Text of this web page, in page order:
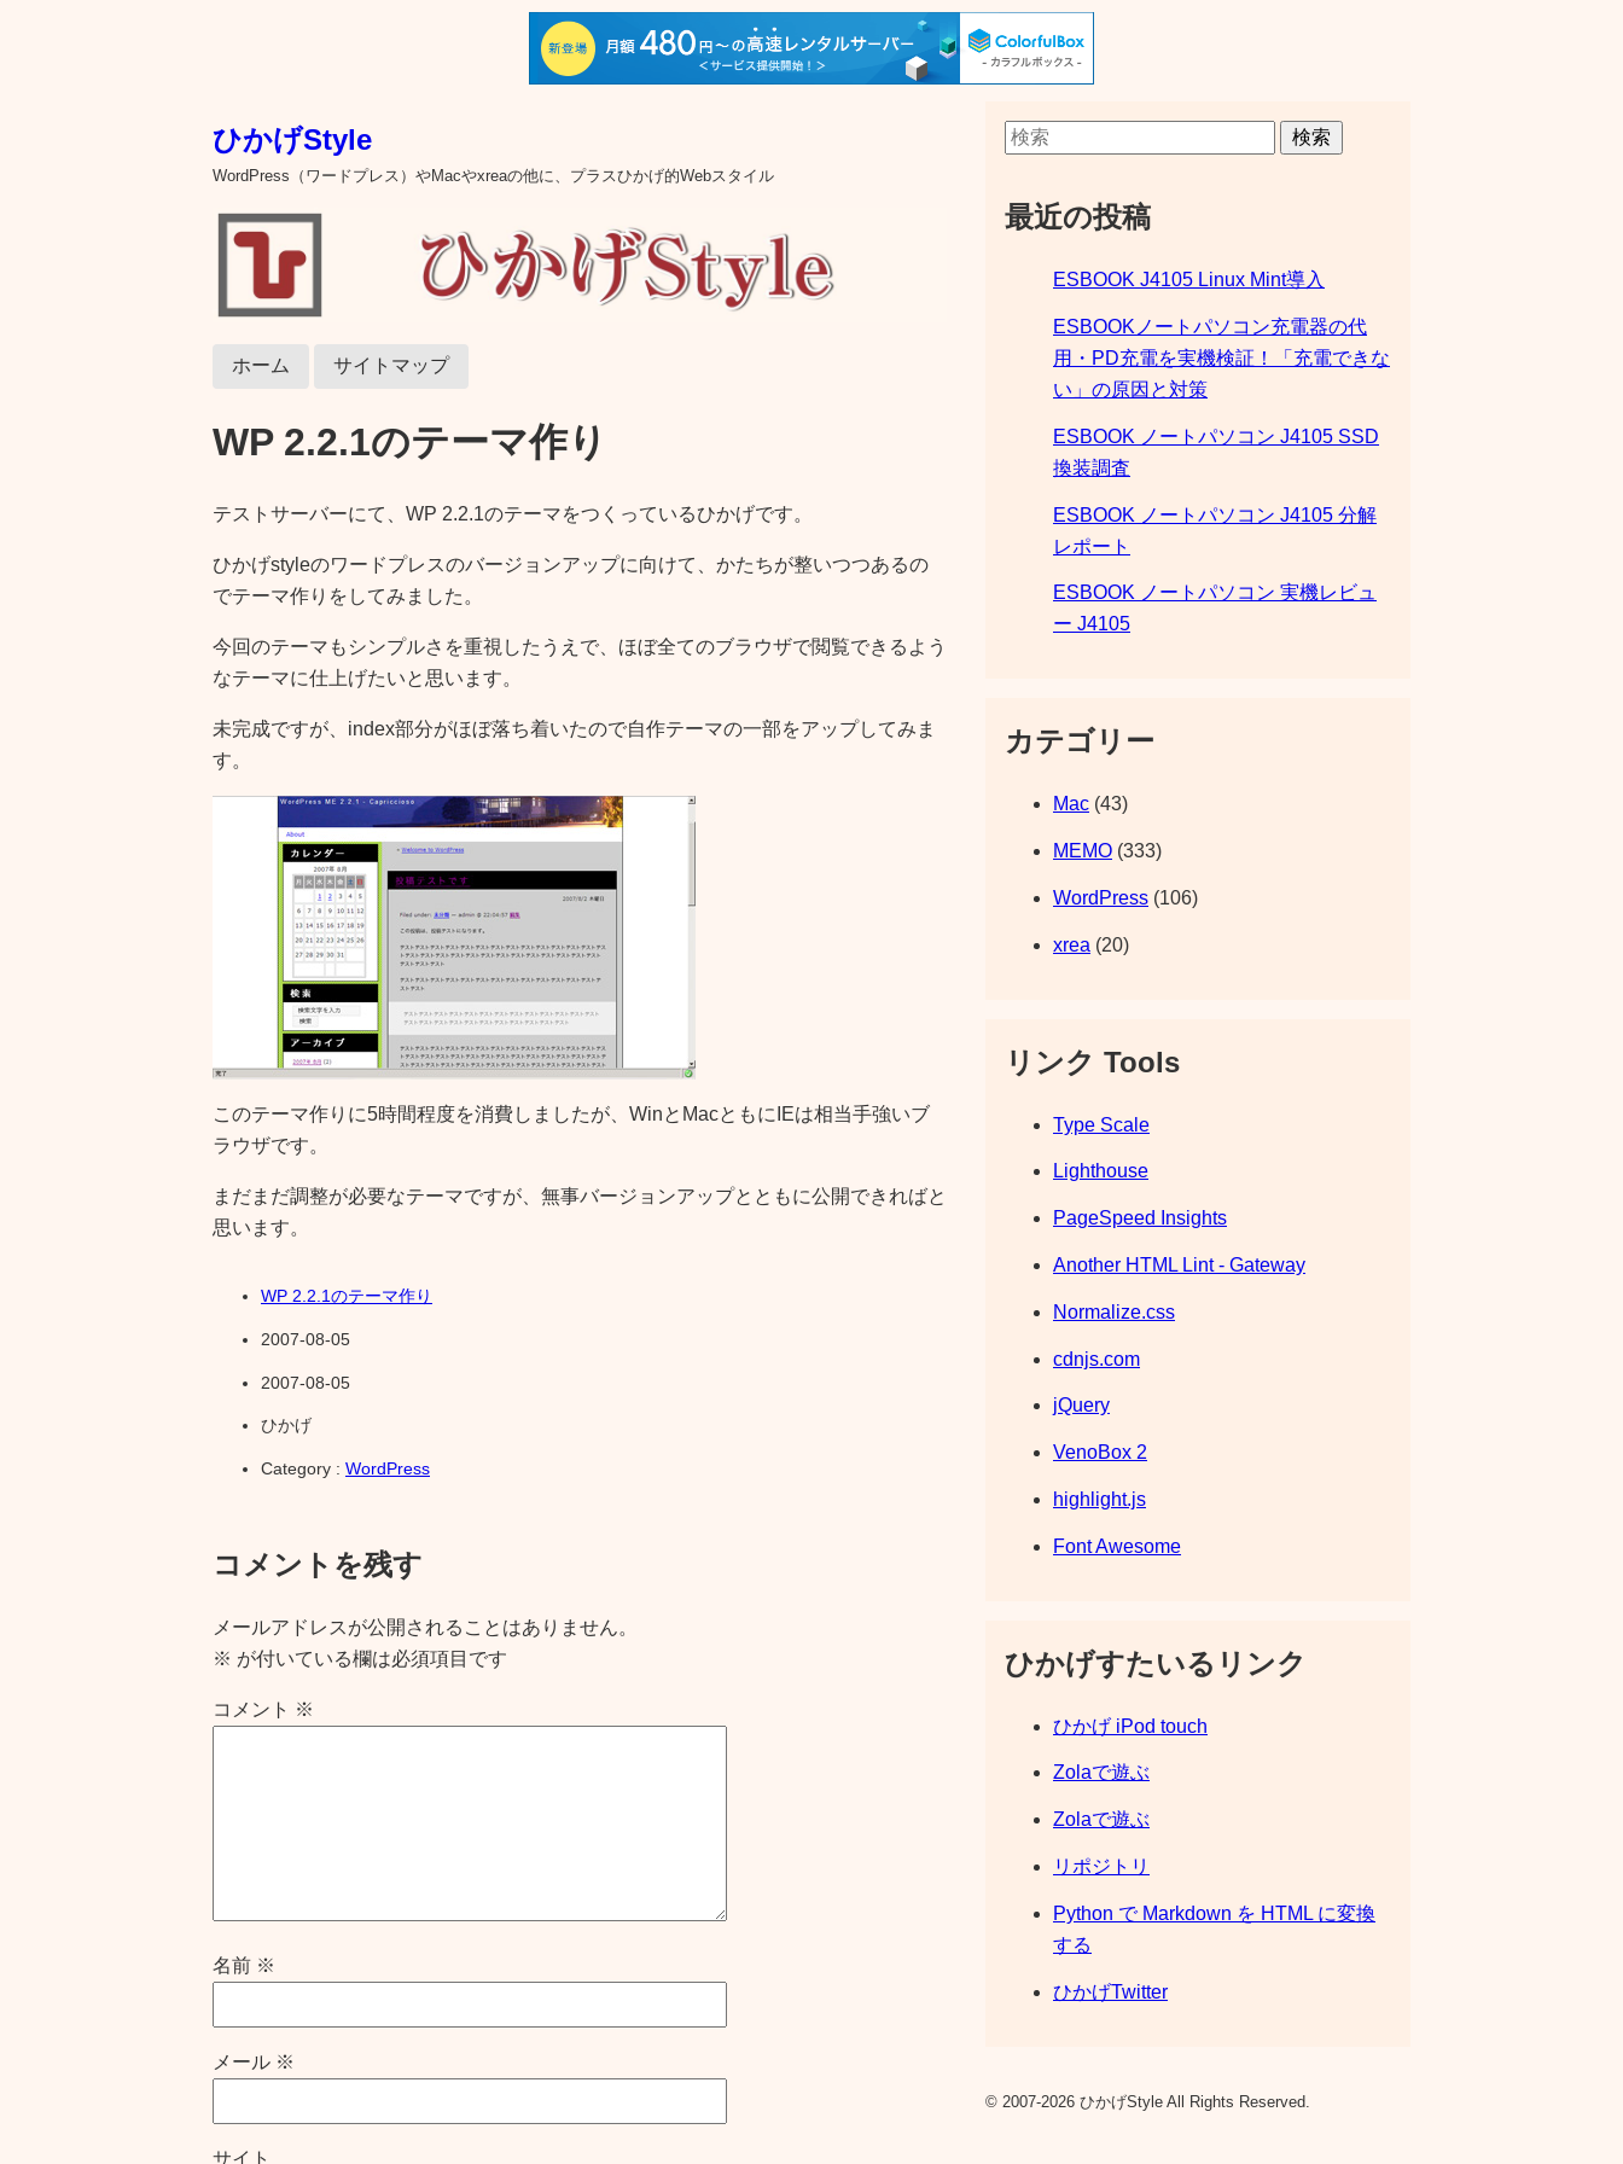
ひかげStyle
WordPress（ワードプレス）やMacやxreaの他に、プラスひかげ的Webスタイル
ホーム サイトマップ
WP 2.2.1のテーマ作り
テストサーバーにて、WP 2.2.1のテーマをつくっているひかげです。
ひかげstyleのワードプレスのバージョンアップに向けて、かたちが整いつつあるの
でテーマ作りをしてみました。
今回のテーマもシンプルさを重視したうえで、ほぼ全てのブラウザで閲覧できるよう
なテーマに仕上げたいと思います。
未完成ですが、index部分がほぼ落ち着いたので自作テーマの一部をアップしてみま
す。
このテーマ作りに5時間程度を消費しましたが、WinとMacともにIEは相当手強いブ
ラウザです。
まだまだ調整が必要なテーマですが、無事バージョンアップとともに公開できればと
思います。
WP 2.2.1のテーマ作り
2007-08-05
2007-08-05
ひかげ
Category : WordPress
コメントを残す
メールアドレスが公開されることはありません。
※ が付いている欄は必須項目です
コメント ※
名前 ※
メール ※
サイト
検索
最近の投稿
ESBOOK J4105 Linux Mint導入
ESBOOKノートパソコン充電器の代
用・PD充電を実機検証！「充電できな
い」の原因と対策
ESBOOK ノートパソコン J4105 SSD
換装調査
ESBOOK ノートパソコン J4105 分解
レポート
ESBOOK ノートパソコン 実機レビュ
ー J4105
カテゴリー
Mac (43)
MEMO (333)
WordPress (106)
xrea (20)
リンク Tools
Type Scale
Lighthouse
PageSpeed Insights
Another HTML Lint - Gateway
Normalize.css
cdnjs.com
jQuery
VenoBox 2
highlight.js
Font Awesome
ひかげすたいるリンク
ひかげ iPod touch
Zolaで遊ぶ
Zolaで遊ぶ
リポジトリ
Python で Markdown を HTML に変換
する
ひかげTwitter
© 2007-2026 ひかげStyle All Rights Reserved.